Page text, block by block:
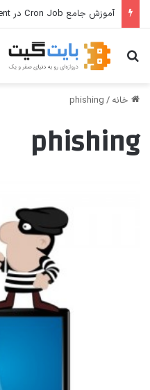
جستجو برای
خانه /
phishing
phishing